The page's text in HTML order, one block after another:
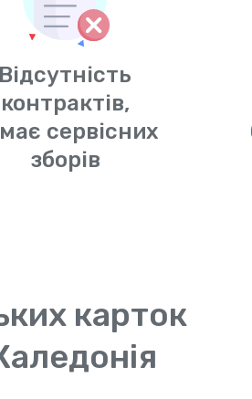
Відсутність
контрактів,
сервісних
зборів
карток